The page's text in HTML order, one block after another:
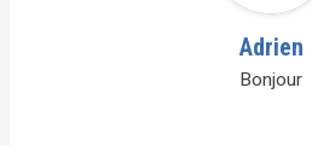
Adrien
Bonjour